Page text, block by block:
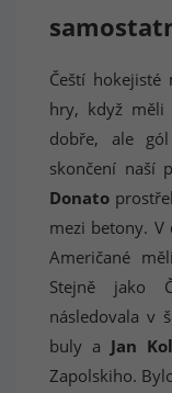
Čeští
hry, když měli
dobře, ale
skončení naší
Donato
mezi betony. V
Američané
Stejně jako
následovala v
buly a Jan
Zapolskiho.